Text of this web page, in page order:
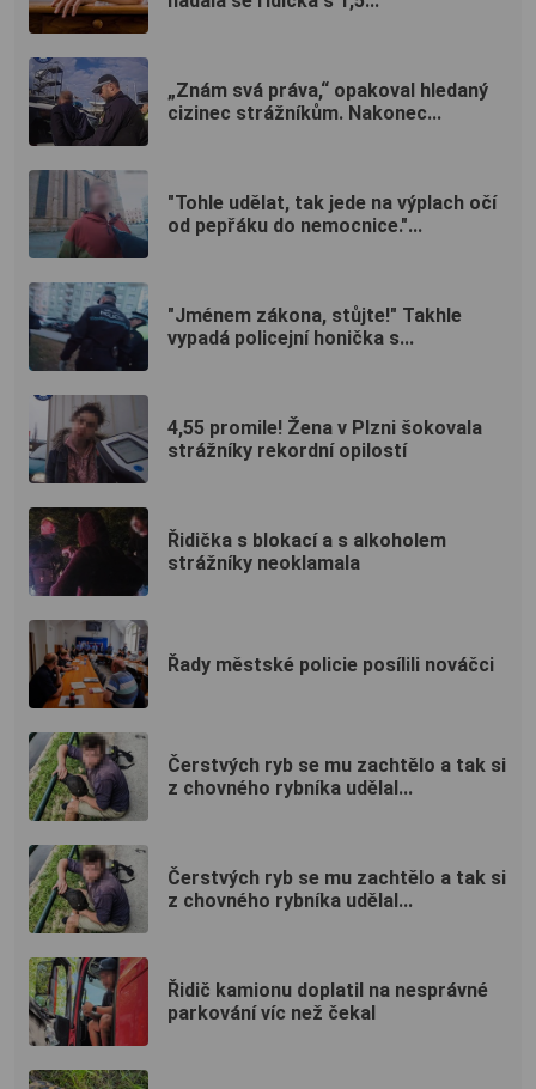
„Znám svá práva,“ opakoval hledaný
cizinec strážníkům. Nakonec...
"Tohle udělat, tak jede na výplach očí
od pepřáku do nemocnice."...
"Jménem zákona, stůjte!" Takhle
vypadá policejní honička s...
4,55 promile! Žena v Plzni šokovala
strážníky rekordní opilostí
Řidička s blokací a s alkoholem
strážníky neoklamala
Řady městské policie posílili nováčci
Čerstvých ryb se mu zachtělo a tak si
z chovného rybníka udělal...
Čerstvých ryb se mu zachtělo a tak si
z chovného rybníka udělal...
Řidič kamionu doplatil na nesprávné
parkování víc než čekal